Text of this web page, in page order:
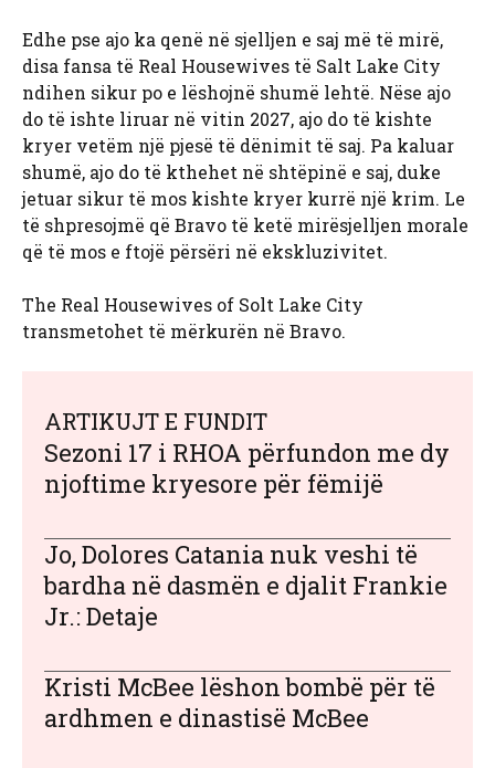
Edhe pse ajo ka qenë në sjelljen e saj më të mirë,
disa fansa të Real Housewives të Salt Lake City
ndihen sikur po e lëshojnë shumë lehtë. Nëse ajo
do të ishte liruar në vitin 2027, ajo do të kishte
kryer vetëm një pjesë të dënimit të saj. Pa kaluar
shumë, ajo do të kthehet në shtëpinë e saj, duke
jetuar sikur të mos kishte kryer kurrë një krim. Le
të shpresojmë që Bravo të ketë mirësjelljen morale
që të mos e ftojë përsëri në ekskluzivitet.
The Real Housewives of Solt Lake City
transmetohet të mërkurën në Bravo.
ARTIKUJT E FUNDIT
Sezoni 17 i RHOA përfundon me dy
njoftime kryesore për fëmijë
Jo, Dolores Catania nuk veshi të
bardha në dasmën e djalit Frankie
Jr.: Detaje
Kristi McBee lëshon bombë për të
ardhmen e dinastisë McBee